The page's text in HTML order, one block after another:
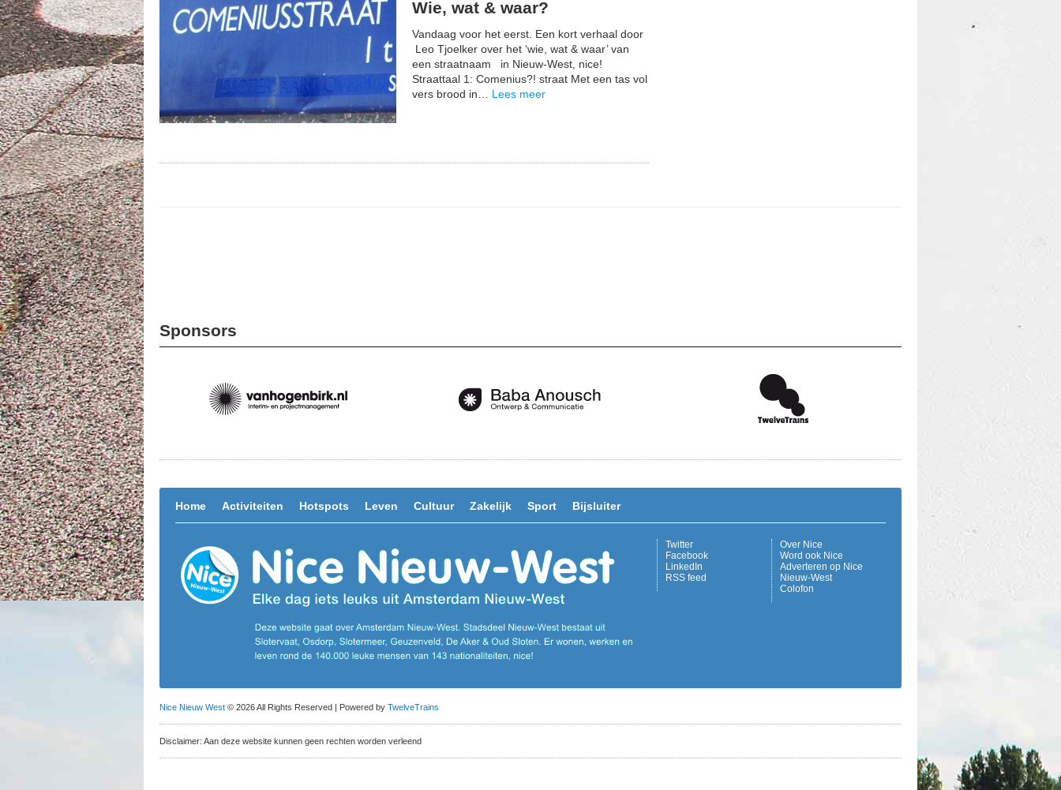
Wie, wat & waar?
Vandaag voor het eerst. Een kort verhaal door
Leo Tjoelker over het ‘wie, wat & waar’ van
een straatnaam in Nieuw-West, nice!
Straattaal 1: Comenius?! straat Met een tas vol
vers brood in… Lees meer
Sponsors
Home Activiteiten Hotspots Leven Cultuur Zakelijk Sport Bijsluiter
Over Nice
Word ook Nice
Adverteren op Nice
Nieuw-West
Colofon
Twitter
Facebook
LinkedIn
RSS feed
Nice Nieuw West © 2026 All Rights Reserved | Powered by TwelveTrains
Disclaimer: Aan deze website kunnen geen rechten worden verleend